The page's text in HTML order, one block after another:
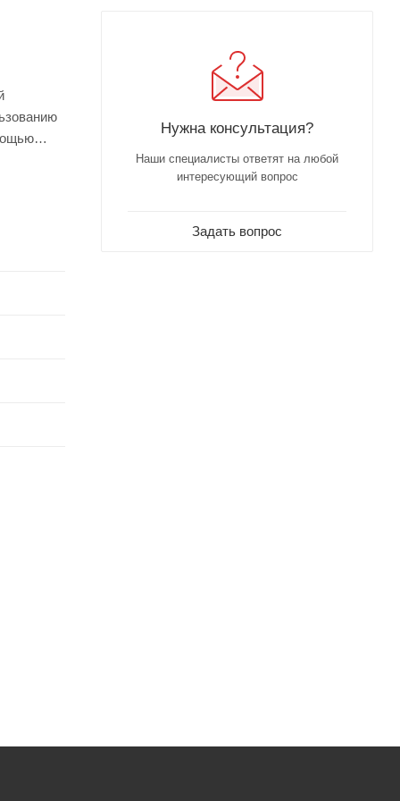
Нужна консультация?
Наши специалисты ответят на любой
интересующий вопрос
Задать вопрос